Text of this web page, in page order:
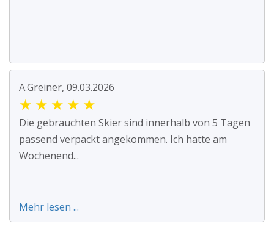
A.Greiner, 09.03.2026
★ ★ ★ ★ ★
Die gebrauchten Skier sind innerhalb von 5 Tagen
passend verpackt angekommen. Ich hatte am
Wochenend...
Mehr lesen ...